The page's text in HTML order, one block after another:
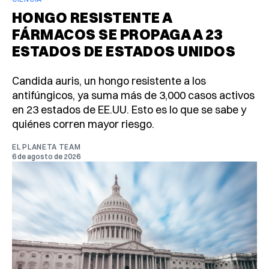
HONGO RESISTENTE A
FÁRMACOS SE PROPAGA A 23
ESTADOS DE ESTADOS UNIDOS
Candida auris, un hongo resistente a los
antifúngicos, ya suma más de 3,000 casos activos
en 23 estados de EE.UU. Esto es lo que se sabe y
quiénes corren mayor riesgo.
EL PLANETA TEAM
6 de agosto de 2026